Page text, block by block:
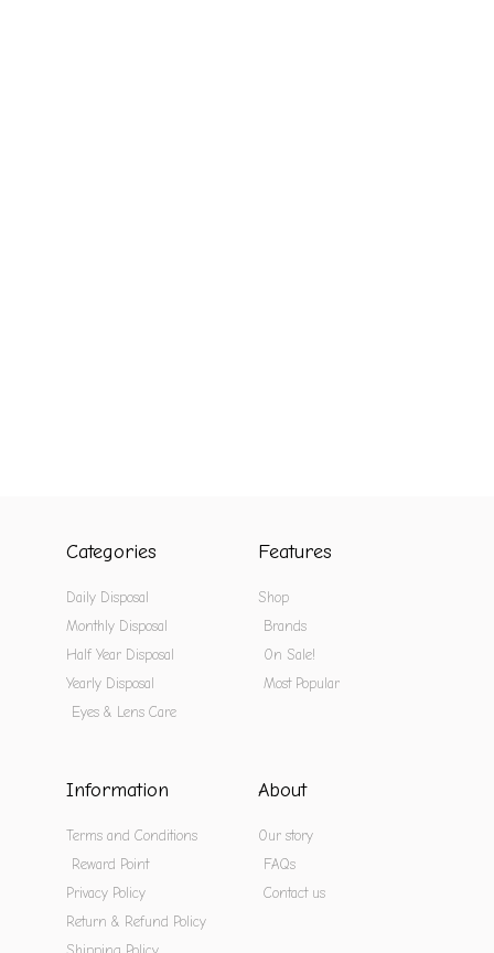
Categories
Daily Disposal
Monthly Disposal
Half Year Disposal
Yearly Disposal
Eyes & Lens Care
Features
Shop
Brands
On Sale!
Most Popular
Information
Terms and Conditions
Reward Point
Privacy Policy
Return & Refund Policy
About
Our story
FAQs
Contact us